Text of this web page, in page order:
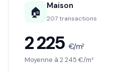
🏠 Maison
207 transactions
2 225 €/m²
Moyenne à 2 245 €/m²